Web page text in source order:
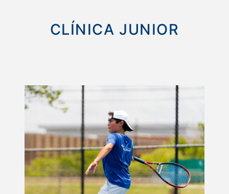
CLÍNICA JUNIOR